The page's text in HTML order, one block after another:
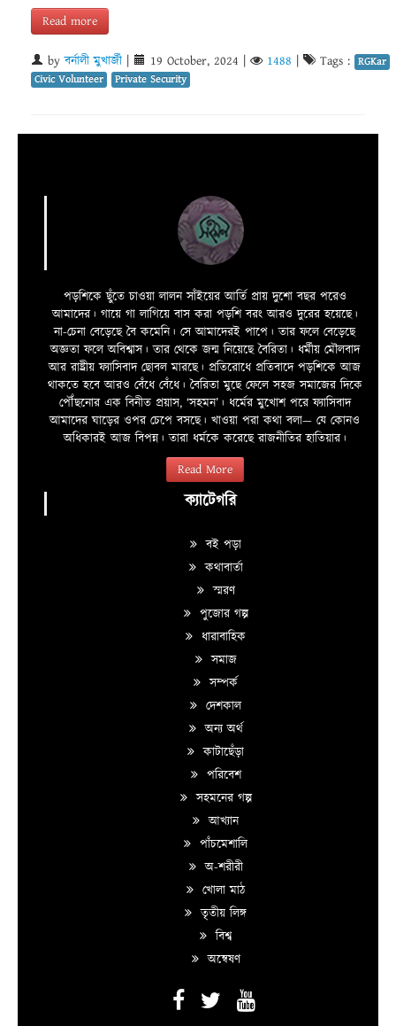
Read more
byবর্নালী মুখার্জী 19 October, 2024 1488 Tags : RGKar
Civic Volunteer
Private Security
পড়শিকে ছুঁতে চাওয়া লালন সাঁইয়ের আর্তি প্রায় দুশো বছর পরেও
আমাদের। গায়ে গা লাগিয়ে বাস করা পড়শি বরং আরও দুরের হয়েছে।
না-চেনা বেড়েছে বৈ কমেনি। সে আমাদেরই পাপে। তার ফলে বেড়েছে
অজ্ঞতা ফলে অবিশ্বাস। তার থেকে জন্ম নিয়েছে বৈরিতা। ধর্মীয় মৌলবাদ
আর রাষ্ট্রীয় ফ্যাসিবাদ ছোবল মারছে। প্রতিরোধে প্রতিবাদে পড়শিকে আজ
থাকতে হবে আরও বেঁধে বেঁধে। বৈরিতা মুছে ফেলে সহজ সমাজের দিকে
পৌঁছনোর এক বিনীত প্রয়াস, ‘সহমন’। ধর্মের মুখোশ পরে ফ্যাসিবাদ
আমাদের ঘাড়ের ওপর চেপে বসছে। খাওয়া পরা কথা বলা—­­ যে কোনও
অধিকারই আজ বিপন্ন। তারা ধর্মকে করেছে রাজনীতির হাতিয়ার।
Read More
ক্যাটেগরি
বই পড়া
কথাবার্তা
স্মরণ
পুজোর গল্প
ধারাবাহিক
সমাজ
সম্পর্ক
দেশকাল
অন্য অর্থ
কাটাছেঁড়া
পরিবেশ
সহমনের গল্প
আখ্যান
পাঁচমেশালি
অ-শরীরী
খোলা মাঠ
তৃতীয় লিঙ্গ
বিশ্ব
অন্বেষণ